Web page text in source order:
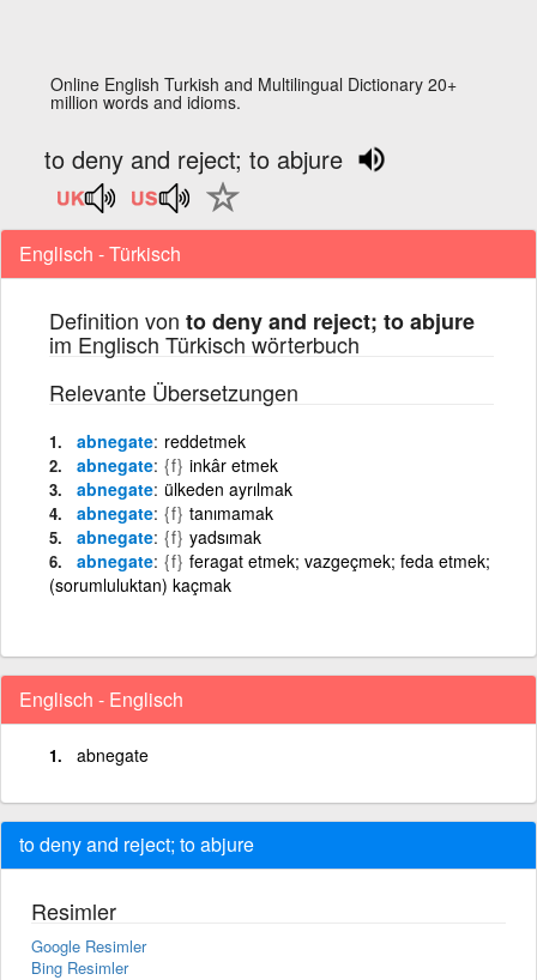
Online English Turkish and Multilingual Dictionary 20+
million words and idioms.
to deny and reject; to abjure
Englisch - Türkisch
Definition von to deny and reject; to abjure
im Englisch Türkisch wörterbuch
Relevante Übersetzungen
abnegate reddetmek
abnegate {f} inkâr etmek
abnegate ülkeden ayrılmak
abnegate {f} tanımamak
abnegate {f} yadsımak
abnegate {f} feragat etmek; vazgeçmek; feda etmek;
(sorumluluktan) kaçmak
Englisch - Englisch
abnegate
to deny and reject; to abjure
Resimler
Google Resimler
Bing Resimler